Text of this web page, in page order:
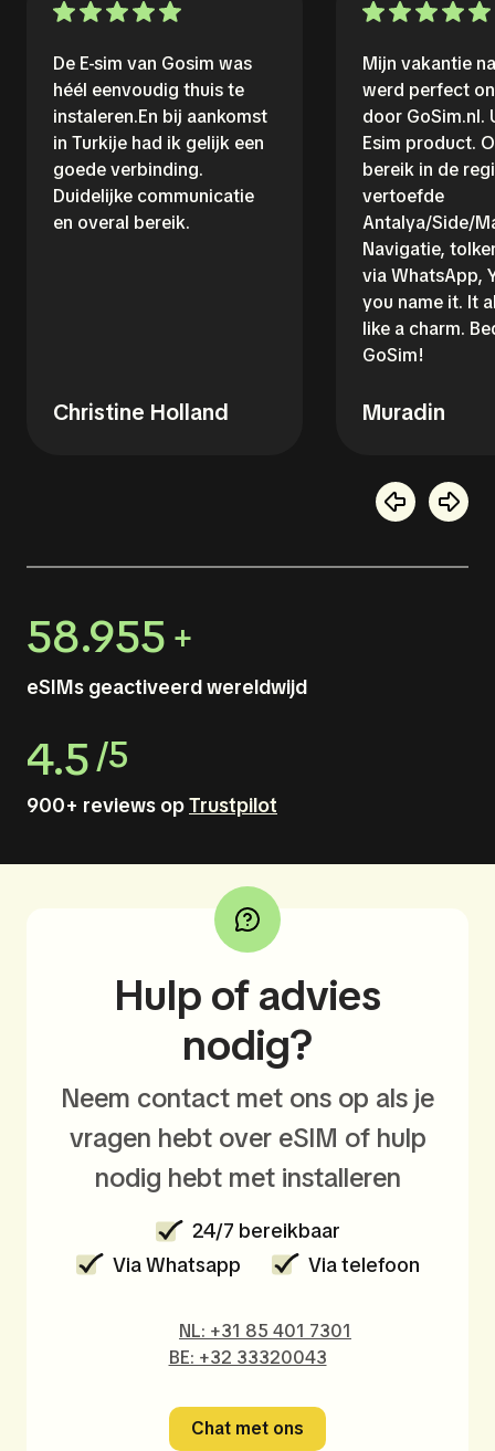
De E-sim van Gosim was
héél eenvoudig thuis te
instaleren.En bij aankomst
in Turkije had ik gelijk een
goede verbinding.
Duidelijke communicatie
en overal bereik.
Christine Holland
Mijn vakantie
werd perfect
door GoSim.nl.
Esim product.
bereik in de
vertoefde
Antalya/Side/
Navigatie,
via WhatsApp,
you name it. It
like a charm.
GoSim!
Muradin
58.955 +
eSIMs geactiveerd wereldwijd
4.5/5
900+ reviews opTrustpilot
Hulp of advies
nodig?
Neem contact met ons op als je
vragen hebt over eSIM of hulp
nodig hebt met installeren
24/7 bereikbaar
Via Whatsapp
Via telefoon
NL: +31 85 401 7301
BE: +32 33320043
Chat met ons